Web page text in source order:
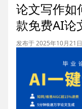
论文写作如
款免费AI论
发布于 2025年10月21日